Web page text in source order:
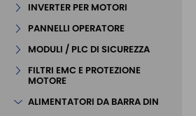
INVERTER PER MOTORI
PANNELLI OPERATORE
MODULI / PLC DI SICUREZZA
FILTRI EMC E PROTEZIONE
MOTORE
ALIMENTATORI DA BARRA DIN